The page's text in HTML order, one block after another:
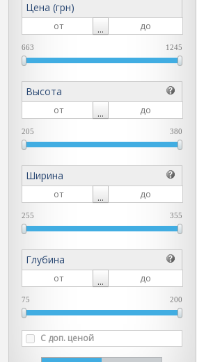
Цена (грн)
...
663 1245
Высота
...
205 380
Ширина
...
255 355
Глубина
...
75 200
С доп. ценой